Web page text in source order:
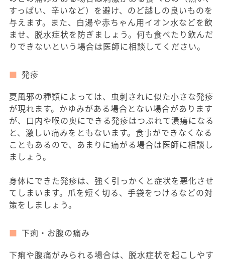
すっぱい、辛いなど）を避け、のど越しの良いものを
与えます。また、白湯や赤ちゃん用イオン水などを飲
ませ、脱水症状を防ぎましょう。何も食べたり飲んだ
りできないという場合は医師に相談してください。
発疹
夏風邪の種類によっては、虫刺されに似た小さな発疹
が現れます。かゆみがある場合とない場合があります
が、口内や喉の奥にできる発疹はつぶれて潰瘍になる
と、激しい痛みをともないます。食事ができなくなる
こともあるので、あまりに痛がる場合は医師に相談し
ましょう。
身体にできた発疹は、強く引っかくと症状を悪化させ
てしまいます。爪を短く切る、手袋をつけるなどの対
策をしましょう。
下痢・お腹の痛み
下痢や腹痛がみられる場合は、脱水症状を起こしやす